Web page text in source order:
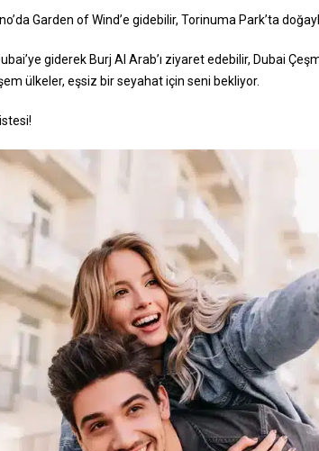
Garden of Wind’e gidebilir, Torinuma Park’ta
giderek Burj Al Arab’ı ziyaret edebilir, Dubai
ülkeler, eşsiz bir seyahat için seni bekliyor.